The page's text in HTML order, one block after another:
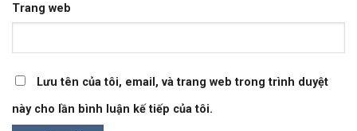
Trang web
Lưu tên của tôi, email, và trang web trong trình duyệt
này cho lần bình luận kế tiếp của tôi.